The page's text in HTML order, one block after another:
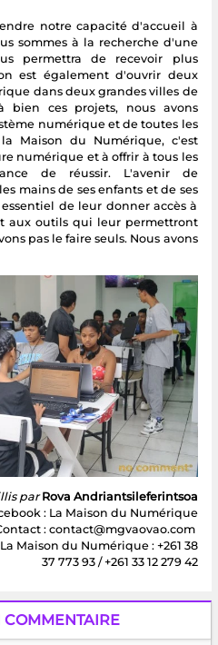
notre capacité d'accueil à
sommes à la recherche d'une
permettra de recevoir plus
est également d'ouvrir deux
dans deux grandes villes de
bien ces projets, nous avons
numérique et de toutes les
Maison du Numérique, c'est
numérique et à offrir à tous les
de réussir. L'avenir de
mains de ses enfants et de ses
de leur donner accès à
aux outils qui leur permettront
pas le faire seuls. Nous avons
par Rova Andriantsileferintsoa
: La Maison du Numérique
: contact@mgvaovao.com
Maison du Numérique : +261 38
37 773 93 / +261 33 12 279 42
COMMENTAIRE